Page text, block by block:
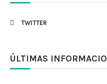
TWITTER
ÚLTIMAS